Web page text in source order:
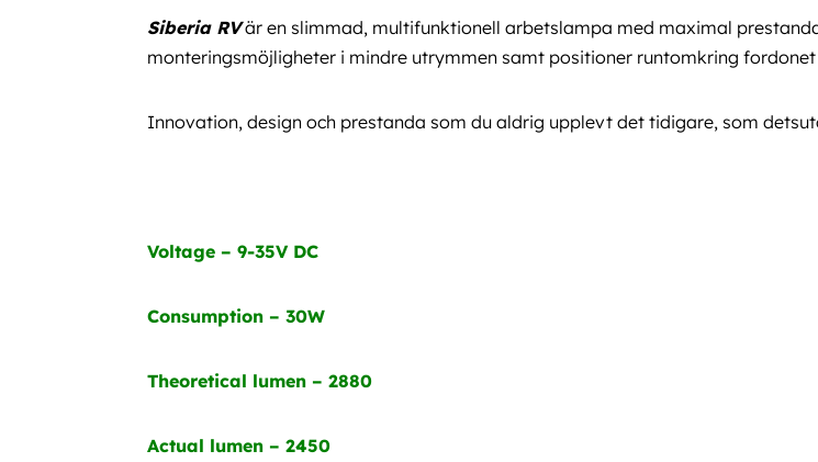
Siberia RVär en slimmad, multifunktionell arbetslampa med maximal
monteringsmöjligheter i mindre utrymmen samt positioner runtomkring
Innovation, design och prestanda som du aldrig upplevt det tidigare, som
Voltage – 9-35V DC
Consumption – 30W
Theoretical lumen – 2880
Actual lumen – 2450